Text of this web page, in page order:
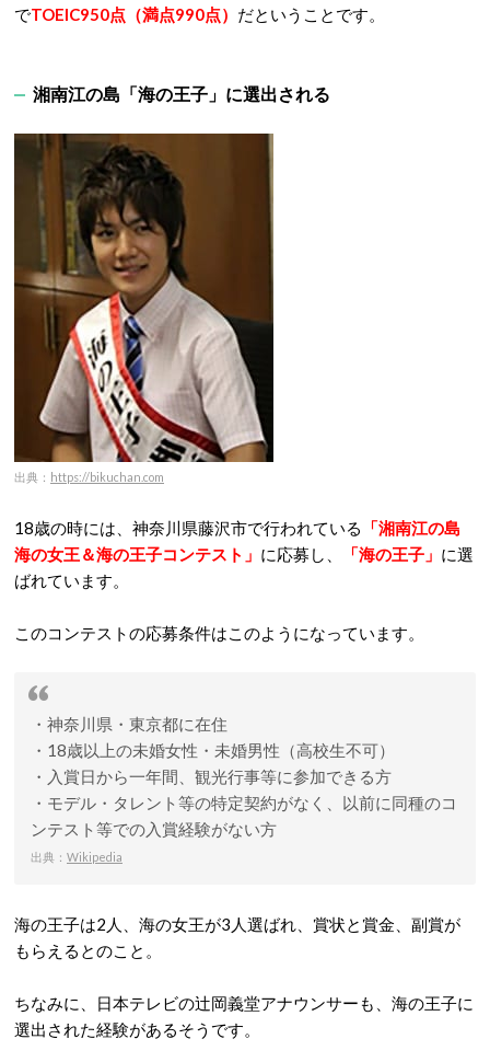
でTOEIC950点（満点990点） だということです。
湘南江の島「海の王子」に選出される
出典： https://bikuchan.com
18歳の時には、神奈川県藤沢市で行われている
「湘南江の島
海の女王＆海の王子コンテスト」 に応募し、 「海の王子」 に選
ばれています。
このコンテストの応募条件はこのようになっています。
・神奈川県・東京都に在住
・18歳以上の未婚女性・未婚男性（高校生不可）
・入賞日から一年間、観光行事等に参加できる方
・モデル・タレント等の特定契約がなく、以前に同種のコ
ンテスト等での入賞経験がない方
出典： Wikipedia
海の王子は2人、海の女王が3人選ばれ、賞状と賞金、副賞が
もらえるとのこと。
ちなみに、日本テレビの辻岡義堂アナウンサーも、海の王子に
選出された経験があるそうです。